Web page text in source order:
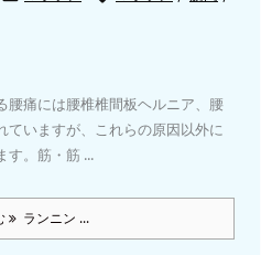
腰痛には腰椎椎間板ヘルニア、腰
ていますが、これらの原因以外に
す。筋・筋 ...
ランニン ...